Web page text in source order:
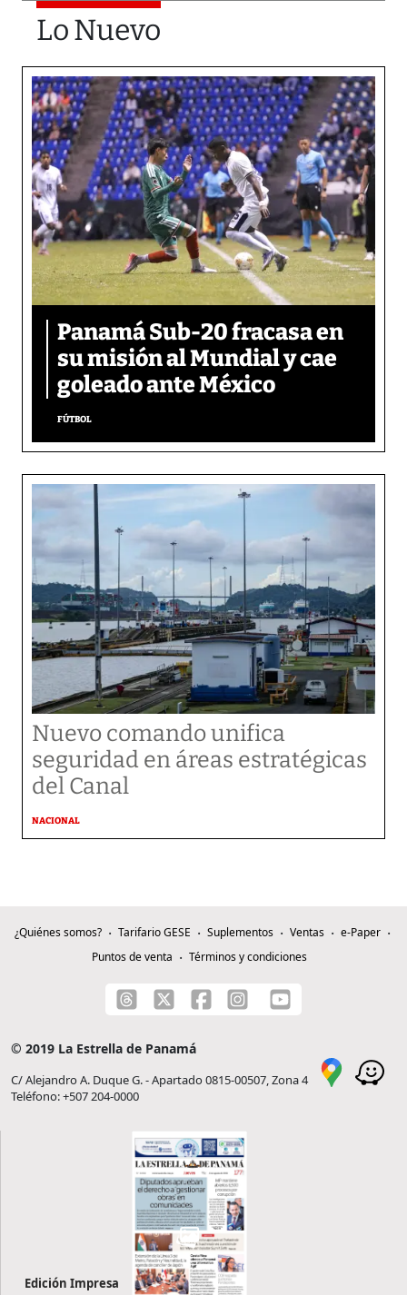
Lo Nuevo
Panamá Sub-20 fracasa en
su misión al Mundial y cae
goleado ante México
FÚTBOL
Nuevo comando unifica
seguridad en áreas estratégicas
del Canal
NACIONAL
¿Quiénes somos? Tarifario GESE Suplementos Ventas
e-Paper
Puntos de venta
Términos y condiciones
© 2019 La Estrella de Panamá
C/ Alejandro A. Duque G. - Apartado 0815-00507, Zona 4
Teléfono: +507 204-0000
Edición Impresa